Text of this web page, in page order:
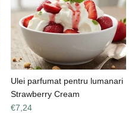
Ulei parfumat pentru lumanari
Strawberry Cream
€7,24